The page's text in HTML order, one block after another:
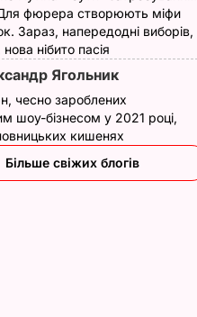
фюрера створюють міфи
Зараз, напередодні виборів,
нова нібито пасія
Ягольник
чесно зароблених
шоу-бізнесом у 2021 році,
кишенях
Більше свіжих блогів